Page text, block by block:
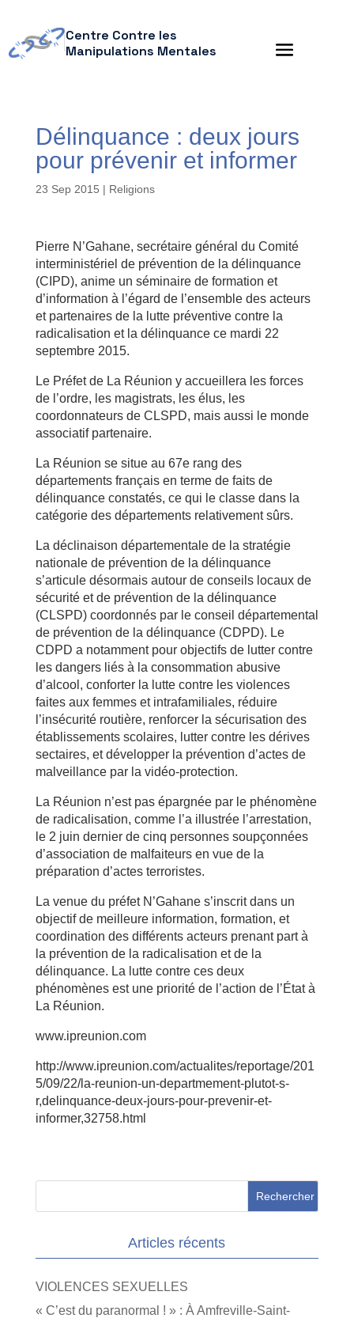
Centre Contre les
Manipulations Mentales
Délinquance : deux jours
pour prévenir et informer
23 Sep 2015 | Religions
Pierre N’Gahane, secrétaire général du Comité
interministériel de prévention de la délinquance
(CIPD), anime un séminaire de formation et
d’information à l’égard de l’ensemble des acteurs
et partenaires de la lutte préventive contre la
radicalisation et la délinquance ce mardi 22
septembre 2015.
Le Préfet de La Réunion y accueillera les forces
de l’ordre, les magistrats, les élus, les
coordonnateurs de CLSPD, mais aussi le monde
associatif partenaire.
La Réunion se situe au 67e rang des
départements français en terme de faits de
délinquance constatés, ce qui le classe dans la
catégorie des départements relativement sûrs.
La déclinaison départementale de la stratégie
nationale de prévention de la délinquance
s’articule désormais autour de conseils locaux de
sécurité et de prévention de la délinquance
(CLSPD) coordonnés par le conseil départemental
de prévention de la délinquance (CDPD). Le
CDPD a notamment pour objectifs de lutter contre
les dangers liés à la consommation abusive
d’alcool, conforter la lutte contre les violences
faites aux femmes et intrafamiliales, réduire
l’insécurité routière, renforcer la sécurisation des
établissements scolaires, lutter contre les dérives
sectaires, et développer la prévention d’actes de
malveillance par la vidéo-protection.
La Réunion n’est pas épargnée par le phénomène
de radicalisation, comme l’a illustrée l’arrestation,
le 2 juin dernier de cinq personnes soupçonnées
d’association de malfaiteurs en vue de la
préparation d’actes terroristes.
La venue du préfet N’Gahane s’inscrit dans un
objectif de meilleure information, formation, et
coordination des différents acteurs prenant part à
la prévention de la radicalisation et de la
délinquance. La lutte contre ces deux
phénomènes est une priorité de l’action de l’État à
La Réunion.
www.ipreunion.com
http://www.ipreunion.com/actualites/reportage/201
5/09/22/la-reunion-un-departmement-plutot-s-
r,delinquance-deux-jours-pour-prevenir-et-
informer,32758.html
Articles récents
VIOLENCES SEXUELLES
« C’est du paranormal ! » : À Amfreville-Saint-